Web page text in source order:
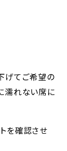
げてご希望の
濡れない席に
を確認させ